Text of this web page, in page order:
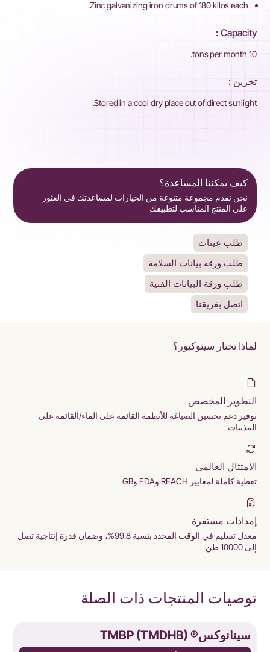
Zinc galvanizing iron drums of 180 kilos each.
Capacity :
10 tons per month.
تخزين :
Stored in a cool dry place out of direct sunlight.
كيف يمكننا المساعدة؟
نحن نقدم مجموعة متنوعة من الخيارات لمساعدتك في العثور
على المنتج المناسب لتطبيقك
طلب عينات
طلب ورقة بيانات السلامة
طلب ورقة البيانات الفنية
اتصل بفريقنا
لماذا تختار سينوكيور؟
التطوير المخصص
توفير دعم تحسين الصياغة للأنظمة القائمة على الماء/القائمة على
المذيبات
الامتثال العالمي
تغطية كاملة لمعايير REACH وFDA وGB
إمدادات مستقرة
معدل تسليم في الوقت المحدد بنسبة 99.8%، وضمان قدرة إنتاجية تصل
إلى 10000 طن
توصيات المنتجات ذات الصلة
سينانوكس® TMBP (TMDHB)